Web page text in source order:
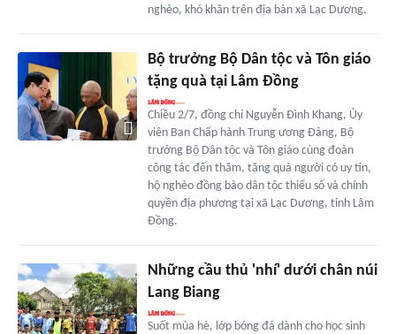
nghèo, khó khăn trên địa bàn xã Lạc Dương.
Bộ trưởng Bộ Dân tộc và Tôn giáo
tặng quà tại Lâm Đồng
Chiều 2/7, đồng chí Nguyễn Đình Khang, Ủy
viên Ban Chấp hành Trung ương Đảng, Bộ
trưởng Bộ Dân tộc và Tôn giáo cùng đoàn
công tác đến thăm, tặng quà người có uy tín,
hộ nghèo đồng bào dân tộc thiểu số và chính
quyền địa phương tại xã Lạc Dương, tỉnh Lâm
Đồng.
Những cầu thủ 'nhí' dưới chân núi
Lang Biang
Suốt mùa hè, lớp bóng đá dành cho học sinh